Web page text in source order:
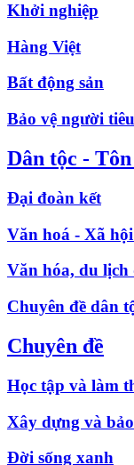
Khởi nghiệp
Hàng Việt
Bất động sản
Bảo vệ người
Dân tộc -
Đại đoàn kết
Văn hoá - Xã
Văn hóa, du lịch
Chuyên đề dân
Chuyên đề
Học tập và làm
Xây dựng và
Đời sống xanh